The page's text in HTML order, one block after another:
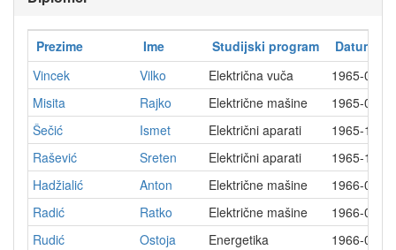
Prezime Ime Studijski program
Datum
Vincek
Vilko Električna vuča
1965-07-
Misita
Rajko Električne mašine
1965-09-
Šečić
Ismet Električni aparati
1965-12-
Rašević
Sreten Električni aparati
1965-12-
Hadžialić
Anton Električne mašine
1966-02-
Radić
Ratko Električne mašine
1966-03-
Rudić
Ostoja Energetika
1966-03-